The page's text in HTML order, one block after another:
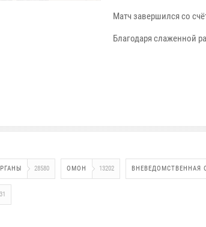
Матч завершился со
Благодаря слаженной
28580 ОМОН 13202 ВНЕВЕДОМСТВЕННАЯ